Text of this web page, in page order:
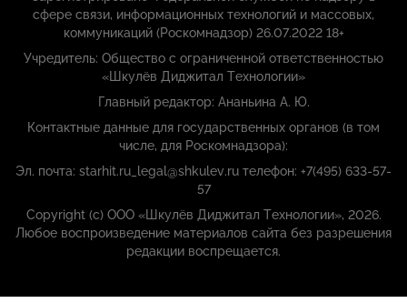
сфере связи, информационных технологий и массовых,
коммуникаций (Роскомнадзор) 26.07.2022 18+
Учредитель: Общество с ограниченной ответственностью
«Шкулёв Диджитал Технологии»
Главный редактор: Ананьина А. Ю.
Контактные данные для государственных органов (в том
числе, для Роскомнадзора):
Эл. почта: starhit.ru_legal@shkulev.ru телефон: +7(495) 633-57-
57
Copyright (с) ООО «Шкулёв Диджитал Технологии», 2026.
Любое воспроизведение материалов сайта без разрешения
редакции воспрещается.